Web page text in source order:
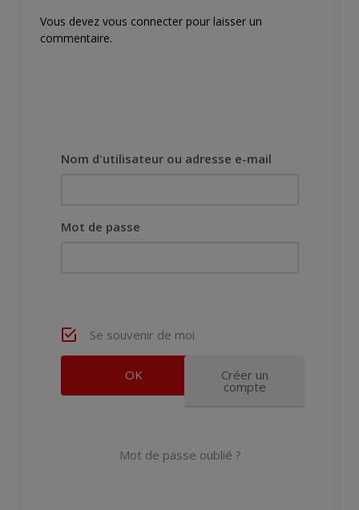
Vous devez vous connecter pour laisser un
commentaire.
Nom d'utilisateur ou adresse e-mail
Mot de passe
Se souvenir de moi
Créer un
compte
Mot de passe oublié ?